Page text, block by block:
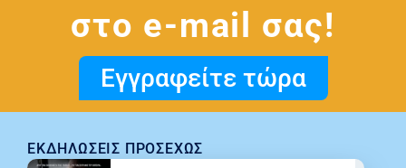
στο e-mail σας!
Εγγραφείτε τώρα
ΕΚΔΗΛΏΣΕΙΣ ΠΡΟΣΕΧΏΣ